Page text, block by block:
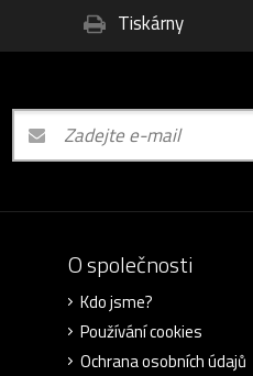
Tiskárny
O společnosti
Kdo jsme?
Používání cookies
Ochrana osobních údajů